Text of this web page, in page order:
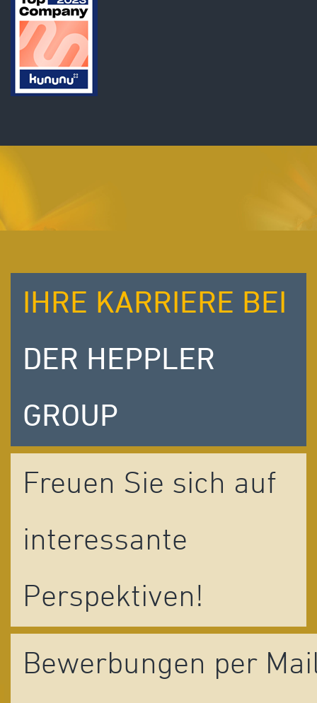
IHRE KARRIERE BEI
DER HEPPLER
GROUP
Freuen Sie sich auf
interessante
Perspektiven!
Bewerbungen per